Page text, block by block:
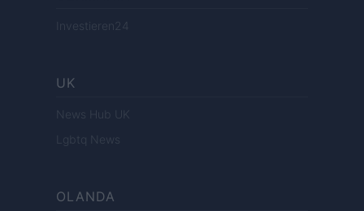
Investieren24
UK
News Hub UK
Lgbtq News
OLANDA